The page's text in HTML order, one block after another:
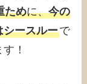
ために、今の
シースルーで
！